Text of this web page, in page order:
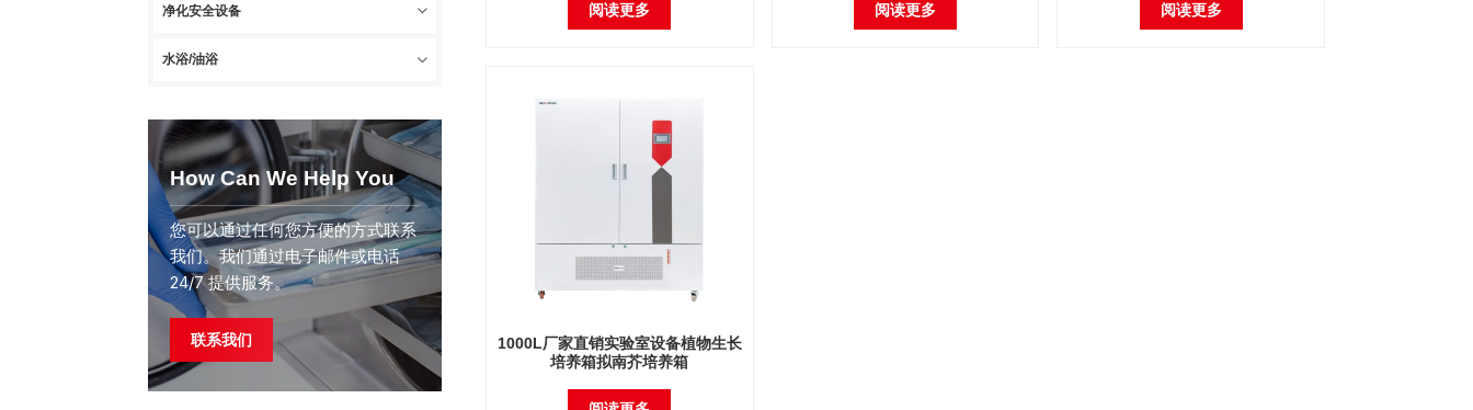
净化安全设备
水浴/油浴
How Can We Help You
您可以通过任何您方便的方式联系
我们。我们通过电子邮件或电话
24/7 提供服务。
联系我们
阅读更多 阅读更多 阅读更多
1000L厂家直销实验室设备植物生长
培养箱拟南芥培养箱